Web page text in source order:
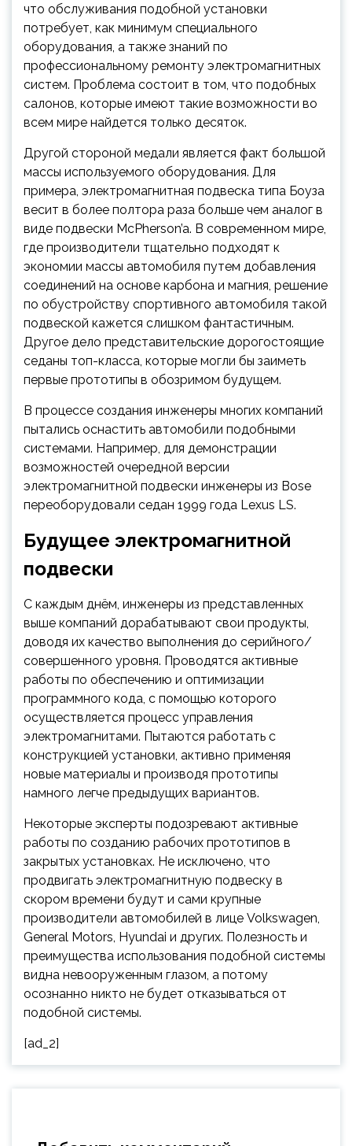
что обслуживания подобной установки
потребует, как минимум специального
оборудования, а также знаний по
профессиональному ремонту электромагнитных
систем. Проблема состоит в том, что подобных
салонов, которые имеют такие возможности во
всем мире найдется только десяток.
Другой стороной медали является факт большой
массы используемого оборудования. Для
примера, электромагнитная подвеска типа Боуза
весит в более полтора раза больше чем аналог в
виде подвески McPherson’a. В современном мире,
где производители тщательно подходят к
экономии массы автомобиля путем добавления
соединений на основе карбона и магния, решение
по обустройству спортивного автомобиля такой
подвеской кажется слишком фантастичным.
Другое дело представительские дорогостоящие
седаны топ-класса, которые могли бы заиметь
первые прототипы в обозримом будущем.
В процессе создания инженеры многих компаний
пытались оснастить автомобили подобными
системами. Например, для демонстрации
возможностей очередной версии
электромагнитной подвески инженеры из Bose
переоборудовали седан 1999 года Lexus LS.
Будущее электромагнитной
подвески
С каждым днём, инженеры из представленных
выше компаний дорабатывают свои продукты,
доводя их качество выполнения до серийного/
совершенного уровня. Проводятся активные
работы по обеспечению и оптимизации
программного кода, с помощью которого
осуществляется процесс управления
электромагнитами. Пытаются работать с
конструкцией установки, активно применяя
новые материалы и производя прототипы
намного легче предыдущих вариантов.
Некоторые эксперты подозревают активные
работы по созданию рабочих прототипов в
закрытых установках. Не исключено, что
продвигать электромагнитную подвеску в
скором времени будут и сами крупные
производители автомобилей в лице Volkswagen,
General Motors, Hyundai и других. Полезность и
преимущества использования подобной системы
видна невооруженным глазом, а потому
осознанно никто не будет отказываться от
подобной системы.
[ad_2]